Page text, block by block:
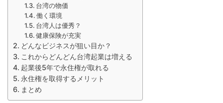
台湾の物価
働く環境
台湾人は優秀？
健康保険が充実
どんなビジネスが狙い目か？
これからどんどん台湾起業は増える
起業後5年で永住権が取れる
永住権を取得するメリット
まとめ